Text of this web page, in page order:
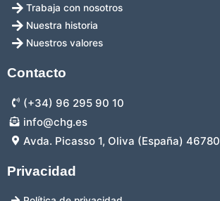
Trabaja con nosotros
Nuestra historia
Nuestros valores
Contacto
(+34) 96 295 90 10
info@chg.es
Avda. Picasso 1, Oliva (España) 46780
Privacidad